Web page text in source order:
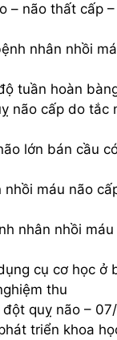
não thất cấp –
nhân nhồi
tuần hoàn
não cấp do tắc
lớn bán cầu
máu não
nhân nhồi
cụ cơ học ở
thu
quỵ não –
triển khoa
chúng ta cần xử